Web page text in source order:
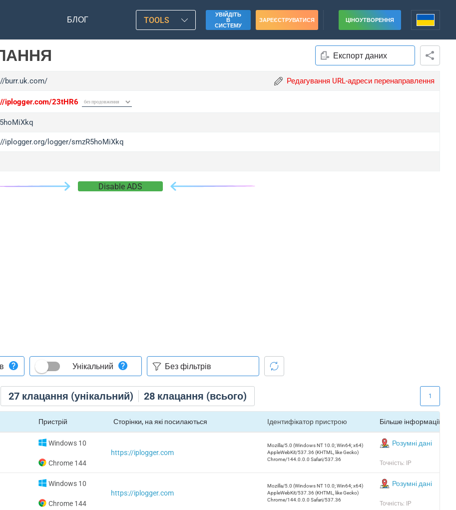
БЛОГ TOOLS
УВІЙДІТЬ
В
СИСТЕМУ
ЗАРЕЄСТРУВАТИСЯ ЦІНОУТВОРЕННЯ
Експорт даних
burr.uk.com/ Редагування URL-адреси перенаправлення
iplogger.com/23tHR6
iplogger.org/logger/smzR5hoMiXkq
Disable ADS
27 клацання (унікальний) 28 клацання (всього)
Унікальний
1
Пристрій Сторінки, на які посилаються Ідентифікатор пристрою Більше інформації
Windows 10
Chrome 144
https://iplogger.com
Mozilla/5.0 (Windows NT 10.0; Win64; x64)
AppleWebKit/537.36 (KHTML, like Gecko)
Chrome/144.0.0.0 Safari/537.36
Розумні дані
Точність: IP
Windows 10
Chrome 144
https://iplogger.com
Mozilla/5.0 (Windows NT 10.0; Win64; x64)
AppleWebKit/537.36 (KHTML, like Gecko)
Chrome/144.0.0.0 Safari/537.36
Розумні дані
Точність: IP